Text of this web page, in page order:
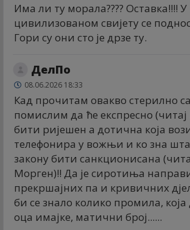
Има ли ту морала???? Оставка!!!! У
цивилизованом свијету се
Гори су они сто је дрзе ту.
ДелПо
08.06.2026 18:33
Кад прочитам овакво стерилно
помислим да ће експресно (читај
бити ријешен а дотична која
телефонира у вожњи и ко зна шта
закону бити санкционисана
Морген)!! Да је сиротиња
прекршајних па и кривичних
би се знало колико промила,
оца имајке, матични број......